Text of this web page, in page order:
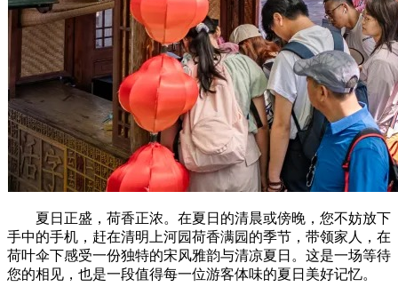
夏日正盛，荷香正浓。在夏日的清晨或傍晚，您不妨放下
手中的手机，赶在清明上河园荷香满园的季节，带领家人，在
荷叶伞下感受一份独特的宋风雅韵与清凉夏日。这是一场等待
您的相见，也是一段值得每一位游客体味的夏日美好记忆。